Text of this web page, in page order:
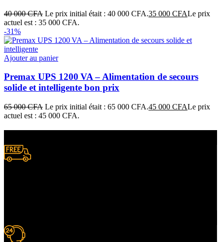
40 000CFA Le prix initial était : 40 000 CFA.35 000 CFALe prix
actuel est : 35 000 CFA.
-31%
Ajouter au panier
Premax UPS 1200 VA – Alimentation de secours
solide et intelligente bon prix
65 000CFA Le prix initial était : 65 000 CFA.45 000 CFALe prix
actuel est : 45 000 CFA.